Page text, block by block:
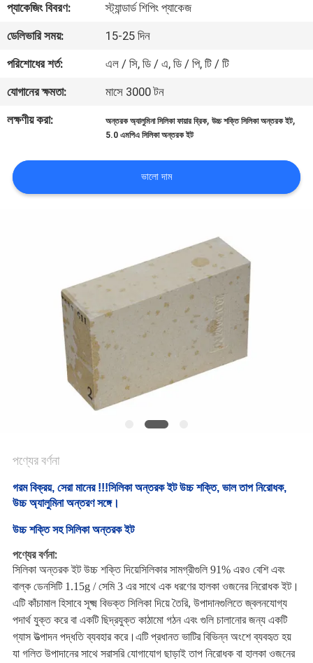
গুণমান
নিয়ন্ত্রণ
আমাদের
সাথে
খবর
গোপনীয়তা
প্যাকেজিং বিবরণ:
স্ট্যান্ডার্ড শিপিং প্যাকেজ
ডেলিভারি সময়:
15-25 দিন
পরিশোধের শর্ত:
এল / সি, ডি / এ, ডি / পি, টি / টি
যোগানের ক্ষমতা:
মাসে 3000 টন
লক্ষণীয় করা:
অন্তরক অ্যালুমিনা সিলিকা ফায়ার ব্রিক,উচ্চ শক্তি সিলিকা অন্তরক ইট,
5.0 এমপিএ সিলিকা অন্তরক ইট
ভালো দাম
পণ্যের বর্ণনা
গরম বিক্রয়, সেরা মানের !!!সিলিকা অন্তরক ইট উচ্চ শক্তি, ভাল তাপ নিরোধক,
উচ্চ অ্যালুমিনা অন্তরণ সঙ্গে।
উচ্চ শক্তি সহ সিলিকা অন্তরক ইট
পণ্যের বর্ণনা:
সিলিকা অন্তরক ইটউচ্চ শক্তি দিয়েসিলিকার সামগ্রীগুলি 91% এরও বেশি এবং
বাল্ক ডেনসিটি 1.15g / সেমি 3 এর সাথে এক ধরণের হালকা ওজনের নিরোধক ইট।
এটি কাঁচামাল হিসাবে সূক্ষ্ম বিভক্ত সিলিকা দিয়ে তৈরি, উপাদানগুলিতে জ্বলনযোগ্য
পদার্থ যুক্ত করে বা একটি ছিদ্রযুক্ত কাঠামো গঠন এবং গুলি চালানোর জন্য একটি
গ্যাস উত্পাদন পদ্ধতি ব্যবহার করে।এটি প্রধানত ভাটির বিভিন্ন অংশে ব্যবহৃত হয়
যা গলিত উপাদানের সাথে সরাসরি যোগাযোগ ছাড়াই তাপ নিরোধক বা হালকা ওজনের